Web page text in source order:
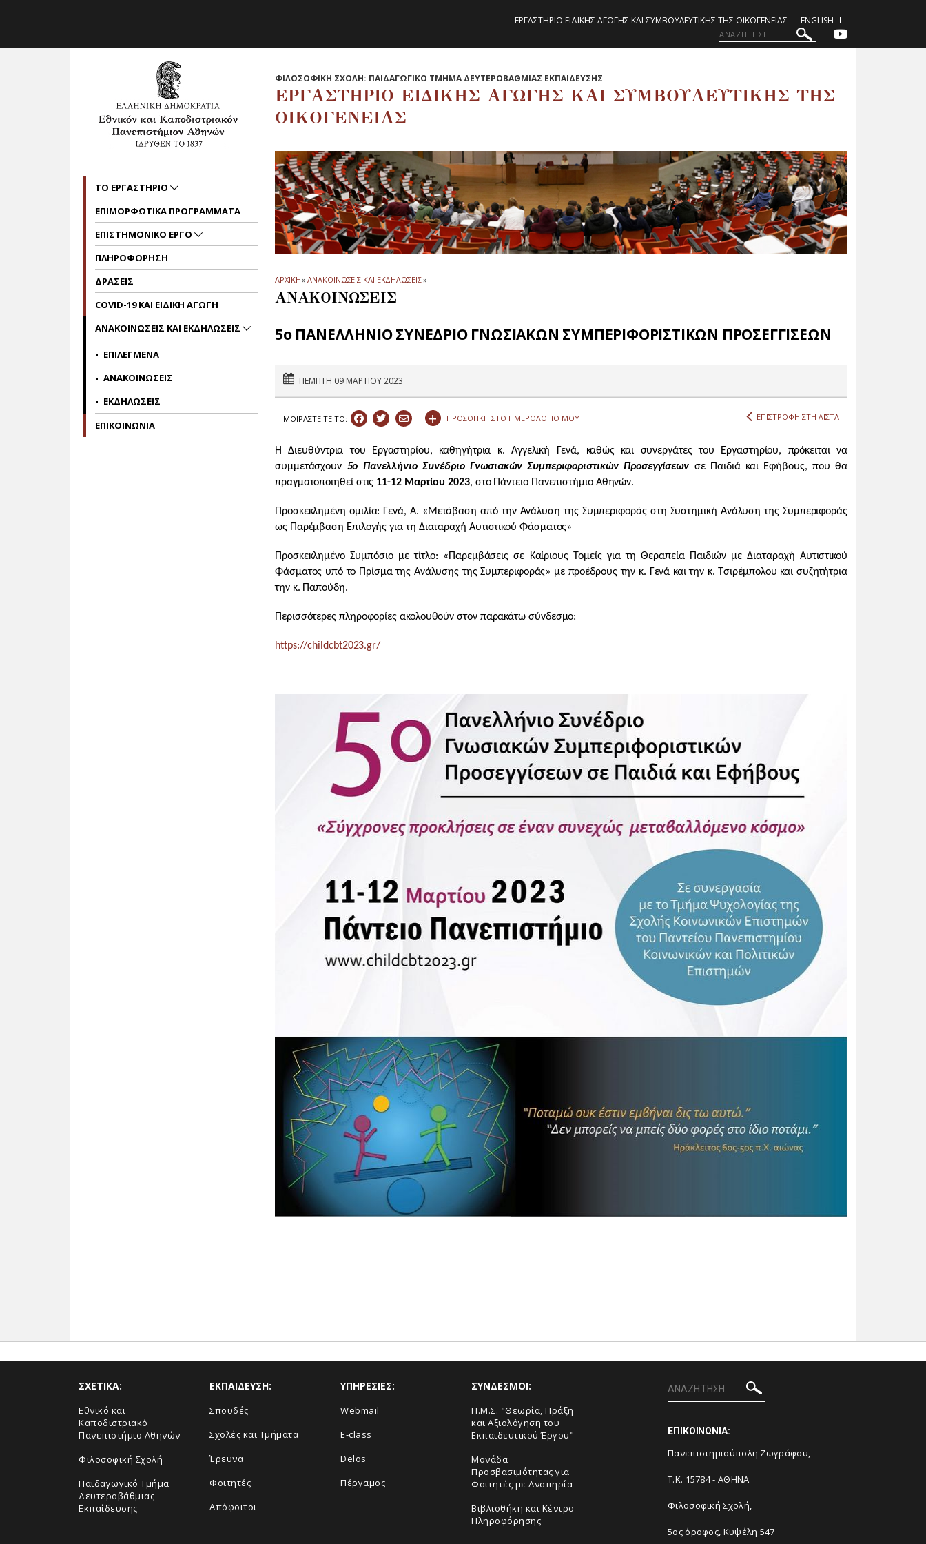
ΕΡΓΑΣΤΗΡΙΟ ΕΙΔΙΚΗΣ ΑΓΩΓΗΣ ΚΑΙ ΣΥΜΒΟΥΛΕΥΤΙΚΗΣ ΤΗΣ ΟΙΚΟΓΕΝΕΙΑΣ ENGLISH
ΦΙΛΟΣΟΦΙΚΗ ΣΧΟΛΗ: ΠΑΙΔΑΓΩΓΙΚΟ ΤΜΗΜΑ ΔΕΥΤΕΡΟΒΑΘΜΙΑΣ ΕΚΠΑΙΔΕΥΣΗΣ
ΕΡΓΑΣΤΗΡΙΟ ΕΙΔΙΚΗΣ ΑΓΩΓΗΣ ΚΑΙ ΣΥΜΒΟΥΛΕΥΤΙΚΗΣ ΤΗΣ
ΟΙΚΟΓΕΝΕΙΑΣ
ΑΡΧΙΚΗ» ΑΝΑΚΟΙΝΩΣΕΙΣ ΚΑΙ ΕΚΔΗΛΩΣΕΙΣ»
ΑΝΑΚΟΙΝΩΣΕΙΣ
5ο ΠΑΝΕΛΛΗΝΙΟ ΣΥΝΕΔΡΙΟ ΓΝΩΣΙΑΚΩΝ ΣΥΜΠΕΡΙΦΟΡΙΣΤΙΚΩΝ ΠΡΟΣΕΓΓΙΣΕΩΝ
ΠΕΜΠΤΗ 09 ΜΑΡΤΙΟΥ 2023
ΜΟΙΡΑΣΤEIΤΕ ΤΟ: + ΠΡΟΣΘΗΚΗ ΣΤΟ ΗΜΕΡΟΛΟΓΙΟ ΜΟΥ ΕΠΙΣΤΡΟΦΗ ΣΤΗ ΛΙΣΤΑ
Η Διευθύντρια του Εργαστηρίου, καθηγήτρια κ. Αγγελική Γενά, καθώς και συνεργάτες του Εργαστηρίου, πρόκειται να
συμμετάσχουν 5ο Πανελλήνιο Συνέδριο Γνωσιακών Συμπεριφοριστικών Προσεγγίσεων σε Παιδιά και Εφήβους, που θα
πραγματοποιηθεί στις 11-12 Μαρτίου 2023, στο Πάντειο Πανεπιστήμιο Αθηνών.
Προσκεκλημένη ομιλία: Γενά, Α. «Μετάβαση από την Ανάλυση της Συμπεριφοράς στη Συστημική Ανάλυση της Συμπεριφοράς
ως Παρέμβαση Επιλογής για τη Διαταραχή Αυτιστικού Φάσματος»
Προσκεκλημένο Συμπόσιο με τίτλο: «Παρεμβάσεις σε Καίριους Τομείς για τη Θεραπεία Παιδιών με Διαταραχή Αυτιστικού
Φάσματος υπό το Πρίσμα της Ανάλυσης της Συμπεριφοράς» με προέδρους την κ. Γενά και την κ. Τσιρέμπολου και συζητήτρια
την κ. Παπούδη.
Περισσότερες πληροφορίες ακολουθούν στον παρακάτω σύνδεσμο:
https://childcbt2023.gr/
ΤΟ ΕΡΓΑΣΤΗΡΙΟ
ΕΠΙΜΟΡΦΩΤΙΚΑ ΠΡΟΓΡΑΜΜΑΤΑ
ΕΠΙΣΤΗΜΟΝΙΚΟ ΕΡΓΟ
ΠΛΗΡΟΦΟΡΗΣΗ
ΔΡΑΣΕΙΣ
COVID-19 ΚΑΙ ΕΙΔΙΚΗ ΑΓΩΓΗ
ΑΝΑΚΟΙΝΩΣΕΙΣ ΚΑΙ ΕΚΔΗΛΩΣΕΙΣ
ΕΠΙΛΕΓΜΕΝΑ
ΑΝΑΚΟΙΝΩΣΕΙΣ
ΕΚΔΗΛΩΣΕΙΣ
ΕΠΙΚΟΙΝΩΝΙΑ
ΣΧΕΤΙΚΑ:
Εθνικό και
Καποδιστριακό
Πανεπιστήμιο Αθηνών
Φιλοσοφική Σχολή
Παιδαγωγικό Τμήμα
Δευτεροβάθμιας
Εκπαίδευσης
ΕΚΠΑΙΔΕΥΣΗ:
Σπουδές
Σχολές και Τμήματα
Έρευνα
Φοιτητές
Απόφοιτοι
ΥΠΗΡΕΣΙΕΣ:
Webmail
E-class
Delos
Πέργαμος
ΣΥΝΔΕΣΜΟΙ:
Π.Μ.Σ. "Θεωρία, Πράξη
και Αξιολόγηση του
Εκπαιδευτικού Έργου"
Μονάδα
Προσβασιμότητας για
Φοιτητές με Αναπηρία
Βιβλιοθήκη και Κέντρο
Πληροφόρησης
ΕΠΙΚΟΙΝΩΝΙΑ:
Πανεπιστημιούπολη Ζωγράφου,
Τ.Κ. 15784 - ΑΘΗΝΑ
Φιλοσοφική Σχολή,
5ος όροφος, Κυψέλη 547